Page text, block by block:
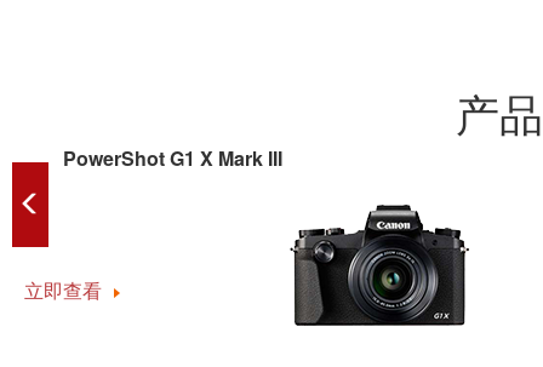
产
PowerShot G1 X Mark III
立即查看